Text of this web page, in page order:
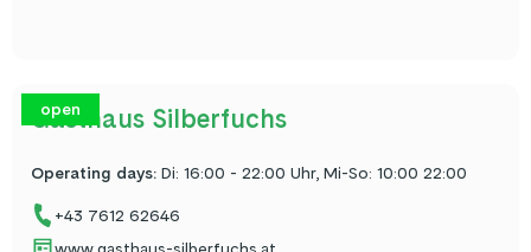
open
Gasthaus Silberfuchs
Operating days: Di: 16:00 - 22:00 Uhr, Mi-So: 10:00 22:00
+43 7612 62646
www.gasthaus-silberfuchs.at